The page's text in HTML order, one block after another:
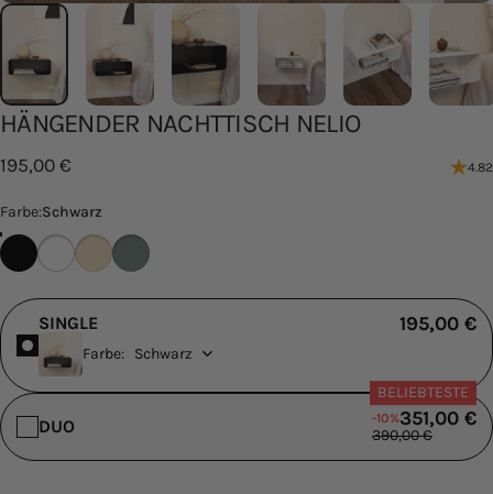
HÄNGENDER NACHTTISCH NELIO
195,00 € 4.82
Farbe
Farbe:Schwarz
SchwarzWeißCashewGreen Tea
SINGLE 195,00 €
Farbe:
BELIEBTESTE
DUO -10%351,00 €
390,00 €